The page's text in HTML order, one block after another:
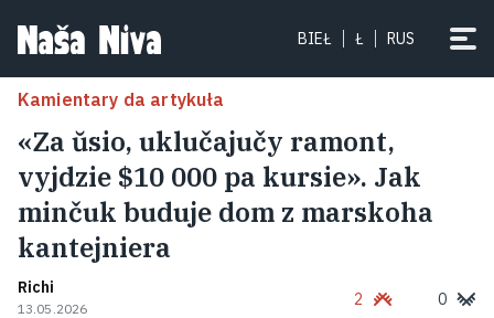
BIEŁ Ł RUS
Kamientary da artykuła
«Za ŭsio, uklučajučy ramont,
vyjdzie $10 000 pa kursie». Jak
minčuk buduje dom z marskoha
kantejniera
Richi
13.05.2026
2 0